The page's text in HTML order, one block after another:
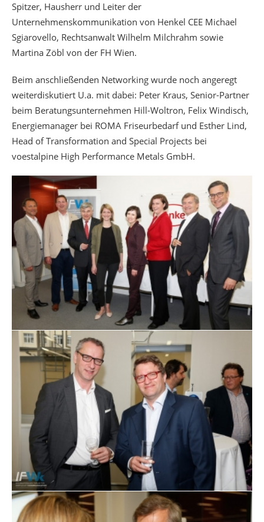
Spitzer, Hausherr und Leiter der
Unternehmenskommunikation von Henkel CEE Michael
Sgiarovello, Rechtsanwalt Wilhelm Milchrahm sowie
Martina Zöbl von der FH Wien.
Beim anschließenden Networking wurde noch angeregt
weiterdiskutiert U.a. mit dabei: Peter Kraus, Senior-Partner
beim Beratungsunternehmen Hill-Woltron, Felix Windisch,
Energiemanager bei ROMA Friseurbedarf und Esther Lind,
Head of Transformation and Special Projects bei
voestalpine High Performance Metals GmbH.